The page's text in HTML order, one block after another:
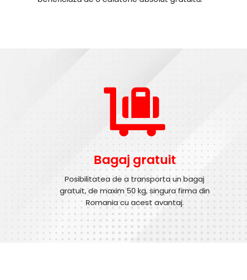
Bagaj gratuit
Posibilitatea de a transporta un bagaj
gratuit, de maxim 50 kg, singura firma din
Romania cu acest avantaj.